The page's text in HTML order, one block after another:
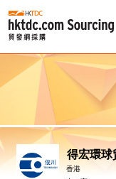
得宏環球
香港